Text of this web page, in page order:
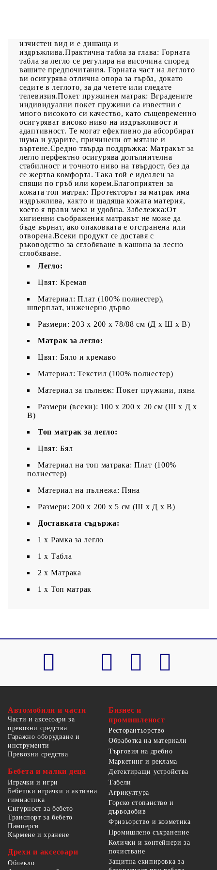
изчистен вид и е дишаща и
издръжлива.Практична табла за глава: Горната
табла за легло се регулира на височина според
вашите предпочитания. Горната част на леглото
ви осигурява отлична опора за гърба, докато
седите в леглото, за да четете или гледате
телевизия.Покет пружинен матрак: Вградените
индивидуални покет пружини са известни с
много високото си качество, като същевременно
осигуряват високо ниво на издръжливост и
адаптивност. Те могат ефективно да абсорбират
шума и ударите, причинени от мятане и
въртене.Средно твърда поддръжка: Матракът за
легло перфектно осигурява допълнителна
стабилност и точното ниво на твърдост, без да
се жертва комфорта. Така той е идеален за
спящи по гръб или корем.Благоприятен за
кожата топ матрак: Протекторът за матрак има
издръжлива, както и щадяща кожата материя,
което я прави мека и удобна. Забележка:От
хигиенни съображения матракът не може да
бъде върнат, ако опаковката е отстранена или
отворена.Всеки продукт се доставя с
ръководство за сглобяване в кашона за лесно
сглобяване.
Легло:
Цвят: Кремав
Материал: Плат (100% полиестер),
шперплат, инженерно дърво
Размери: 203 x 200 x 78/88 см (Д x Ш x В)
Матрак за легло:
Цвят: Бяло и кремаво
Материал: Текстил (100% полиестер)
Материал за пълнеж: Покет пружини, пяна
Размери (всеки): 100 x 200 x 20 см (Ш x Д x
В)
Топ матрак за легло:
Цвят: Бял
Материал на топ матрака: Плат (100%
полиестер)
Материал на пълнежа: Пяна
Размери: 200 x 200 x 5 см (Ш x Д x В)
Доставката съдържа:
1 x Рамка за легло
1 x Табла
2 x Матрака
1 х Топ матрак
Автомобили и части
Части и аксесоари за
превозни средства
Гаражно оборудване и
инструменти
Превозни средства
Бебета и малки деца
Играчки и игри
Бебешки играчки и активна
гимнастика
Сигурност за бебето
Транспорт за бебето
Памперси
Кърмене и хранене
Дрехи и аксесоари
Облекло
Бизнес и
промишленост
Ресторантьорство
Обработка на материали
Търговия на дребно
Маркетинг и реклама
Детектиращи устройства
Табели
Агрикултура
Горско стопанство и
дърводобив
Фризьорство и козметика
Промишлено съхранение
Колички и контейнери за
почистване
Защитна екипировка за